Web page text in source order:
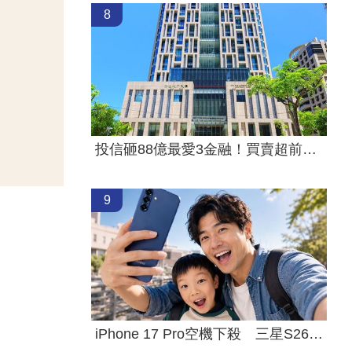
8
投信砸88億最愛3金融！買賣超前十一次看
9
iPhone 17 Pro空機下殺 三星S26+降近8千